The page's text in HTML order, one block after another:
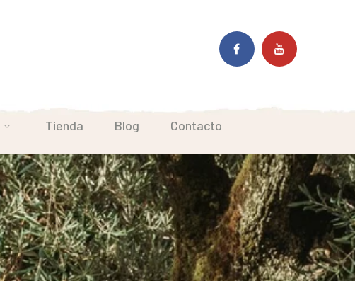
FacebookYoutube
Tienda Blog Contacto